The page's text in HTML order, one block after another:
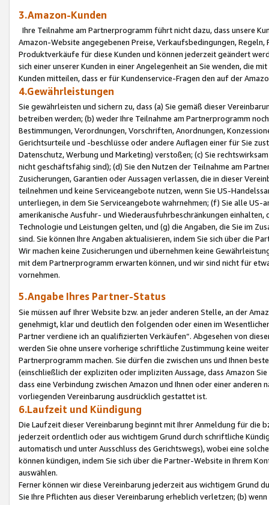
3.Amazon-Kunden
Ihre Teilnahme am Partnerprogramm führt nicht dazu, dass unsere
Amazon-Website angegebenen Preise, Verkaufsbedingungen,
Produktverkäufe für diese Kunden und können jederzeit geändert
sich einer unserer Kunden in einer Angelegenheit an Sie wenden, die
Kunden mitteilen, dass er für Kundenservice-Fragen den auf der
4.Gewährleistungen
Sie gewährleisten und sichern zu, dass (a) Sie gemäß dieser
betreiben werden; (b) weder Ihre Teilnahme am Partnerprogramm
Bestimmungen, Verordnungen, Vorschriften, Anordnungen,
Gerichtsurteile und -beschlüsse oder andere Auflagen einer für Sie
Datenschutz, Werbung und Marketing) verstoßen; (c) Sie
nicht geschäftsfähig sind); (d) Sie den Nutzen der Teilnahme am
Zusicherungen, Garantien oder Aussagen verlassen, die in dieser
teilnehmen und keine Serviceangebote nutzen, wenn Sie US-
unterliegen, in dem Sie Serviceangebote wahrnehmen; (f) Sie alle
amerikanische Ausfuhr- und Wiederausfuhrbeschränkungen
Technologie und Leistungen gelten, und (g) die Angaben, die Sie im
sind. Sie können Ihre Angaben aktualisieren, indem Sie sich über die
Wir machen keine Zusicherungen und übernehmen keine
mit dem Partnerprogramm erwarten können, und wir sind nicht für
vornehmen.
5.Angabe Ihres Partner-Status
Sie müssen auf Ihrer Website bzw. an jeder anderen Stelle, an der
genehmigt, klar und deutlich den folgenden oder einen im
Partner verdiene ich an qualifizierten Verkäufen“. Abgesehen von
werden Sie ohne unsere vorherige schriftliche Zustimmung keine
Partnerprogramm machen. Sie dürfen die zwischen uns und Ihnen
(einschließlich der expliziten oder impliziten Aussage, dass Amazon
dass eine Verbindung zwischen Amazon und Ihnen oder einer
vorliegenden Vereinbarung ausdrücklich gestattet ist.
6.Laufzeit und Kündigung
Die Laufzeit dieser Vereinbarung beginnt mit Ihrer Anmeldung für die
jederzeit ordentlich oder aus wichtigem Grund durch schriftliche
automatisch und unter Ausschluss des Gerichtswegs), wobei eine
können kündigen, indem Sie sich über die Partner-Website in Ihrem
auswählen.
Ferner können wir diese Vereinbarung jederzeit aus wichtigem Grund
Sie Ihre Pflichten aus dieser Vereinbarung erheblich verletzen; (b)